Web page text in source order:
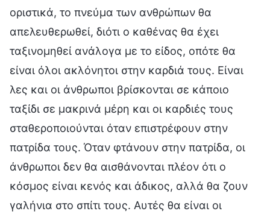
οριστικά, το πνεύμα των ανθρώπων θα
απελευθερωθεί, διότι ο καθένας θα έχει
ταξινομηθεί ανάλογα με το είδος, οπότε θα
είναι όλοι ακλόνητοι στην καρδιά τους. Είναι
λες και οι άνθρωποι βρίσκονται σε κάποιο
ταξίδι σε μακρινά μέρη και οι καρδιές τους
σταθεροποιούνται όταν επιστρέφουν στην
πατρίδα τους. Όταν φτάνουν στην πατρίδα, οι
άνθρωποι δεν θα αισθάνονται πλέον ότι ο
κόσμος είναι κενός και άδικος, αλλά θα ζουν
γαλήνια στο σπίτι τους. Αυτές θα είναι οι